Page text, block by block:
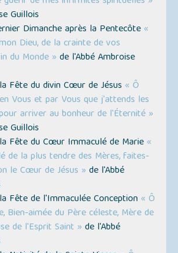
Guillois
Dimanche après la Pentecôte «
Dieu, de la crainte de vos
du Monde » de l'Abbé Ambroise
Fête du divin Cœur de Jésus « Ô
Vous et par Vous que j'attends les
arriver au bonheur de l'Éternité »
Guillois
Fête du Cœur Immaculé de Marie «
de la plus tendre des Mères, faites-
le Cœur de Jésus » de l'Abbé
Fête de l'Immaculée Conception « Ô
Bien-aimée du Père céleste, Mère de
de l'Esprit Saint » de l'Abbé